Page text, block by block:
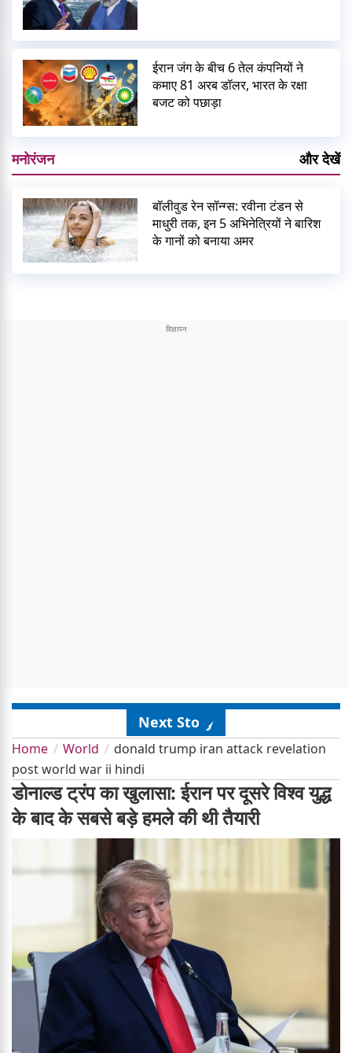
ईरान जंग के बीच 6 तेल कंपनियों ने
कमाए 81 अरब डॉलर, भारत के रक्षा
बजट को पछाड़ा
मनोरंजन और देखें
बॉलीवुड रेन सॉन्ग्स: रवीना टंडन से
माधुरी तक, इन 5 अभिनेत्रियों ने बारिश
के गानों को बनाया अमर
Next Story
Home World
donald trump iran attack revelation
post world war ii hindi
डोनाल्ड ट्रंप का खुलासा: ईरान पर दूसरे विश्व युद्ध
के बाद के सबसे बड़े हमले की थी तैयारी